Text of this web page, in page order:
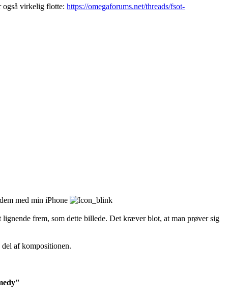
også virkelig flotte: https://omegaforums.net/threads/fsot-
med min iPhone
frem, som dette billede. Det kræver blot, at man prøver sig
af kompositionen.